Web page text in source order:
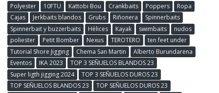
Polyester
10FTU Kattobi Bou Crankbaits Poppers
Ropa
Cajas
Jerkbaits blandos Grubs Riñonera
Spinnerbaits
Spinnerbait y buzzerbaits
Hèlices Kayak swimbaits
nudos
poliester
Petit Bomber Nexus TEROTERO
ten feet under
Tutorial Shore Jigging
Chema San Martin
Alberto Burundarena
Eventos
IKA 2023
TOP 3 SEÑUELOS BLANDOS 23
Super ligth jigging 2024
TOP 3 SEÑUELOS DUROS 23
TOP SEÑUELOS BLANDOS 23
TOP SEÑUELOS DUROS 23